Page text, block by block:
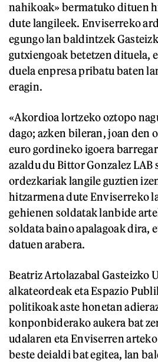
nahikoak» bermatuko dituen
dute langileek. Enviserreko
egungo lan baldintzek
gutxiengoak betetzen dituela,
duela enpresa pribatu baten
eragin.
«Akordioa lortzeko oztopo
dago; azken bileran, joan den
euro gordineko igoera
azaldu du Bittor Gonzalez
ordezkariak langile guztien
hitzarmena dute Enviserreko
gehienen soldatak lanbide
soldata baino apalagoak dira,
datuen arabera.
Beatriz Artolazabal Gasteizko
alkateordeak eta Espazio
politikoak aste honetan
konponbiderako aukera bat
udalaren eta Enviserren
beste deialdi bat egitea, lan